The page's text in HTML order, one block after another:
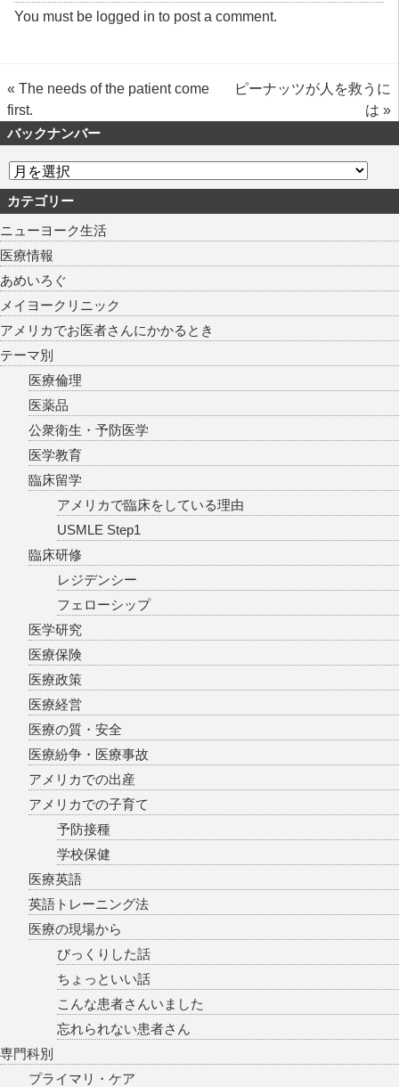
You must be logged in to post a comment.
« The needs of the patient come
first.
ピーナッツが人を救うに
は »
バックナンバー
カテゴリー
ニューヨーク生活
医療情報
あめいろぐ
メイヨークリニック
アメリカでお医者さんにかかるとき
テーマ別
医療倫理
医薬品
公衆衛生・予防医学
医学教育
臨床留学
アメリカで臨床をしている理由
USMLE Step1
臨床研修
レジデンシー
フェローシップ
医学研究
医療保険
医療政策
医療経営
医療の質・安全
医療紛争・医療事故
アメリカでの出産
アメリカでの子育て
予防接種
学校保健
医療英語
英語トレーニング法
医療の現場から
びっくりした話
ちょっといい話
こんな患者さんいました
忘れられない患者さん
専門科別
プライマリ・ケア